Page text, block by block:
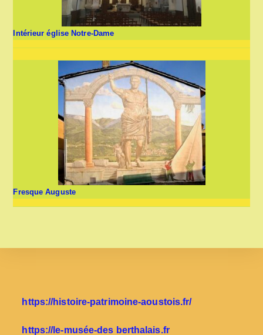
Intérieur église Notre-Dame
Fresque Auguste
https://histoire-patrimoine-aoustois.fr/
https://le-musée-des berthalais.fr